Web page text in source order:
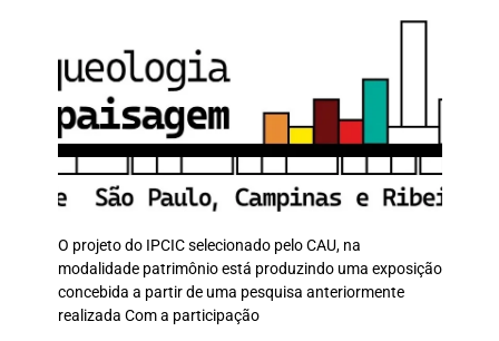
O projeto do IPCIC selecionado pelo CAU, na
modalidade patrimônio está produzindo uma exposição
concebida a partir de uma pesquisa anteriormente
realizada Com a participação